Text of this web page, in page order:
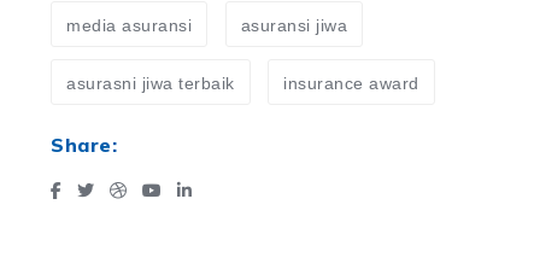
media asuransi asuransi jiwa
asurasni jiwa terbaik insurance award
Share: